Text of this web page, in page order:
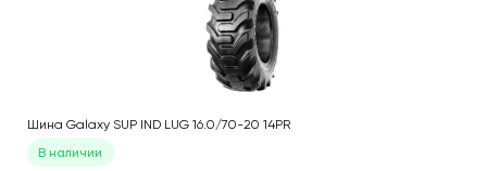
Шина Galaxy SUP IND LUG 16.0/70-20 14PR
В наличии